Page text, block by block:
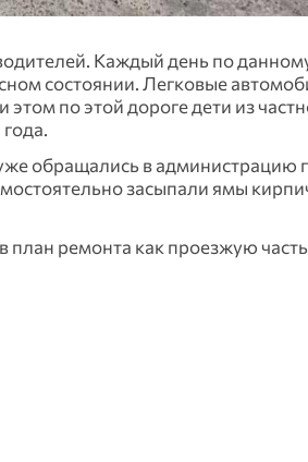
Каждый день по
состоянии. Легковые
по этой дороге дети из
обращались в администрацию
засыпали ямы
ремонта как проезжую